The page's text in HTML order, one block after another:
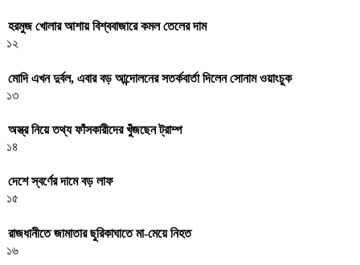
হরমুজ খোলার আশায় বিশ্ববাজারে কমল তেলের দাম
১২
মোদি এখন দুর্বল, এবার বড় আন্দোলনের সতর্কবার্তা দিলেন সোনাম ওয়াংচুক
১৩
অস্ত্র নিয়ে তথ্য ফাঁসকারীদের খুঁজছেন ট্রাম্প
১৪
দেশে স্বর্ণের দামে বড় লাফ
১৫
রাজধানীতে জামাতার ছুরিকাঘাতে মা-মেয়ে নিহত
১৬